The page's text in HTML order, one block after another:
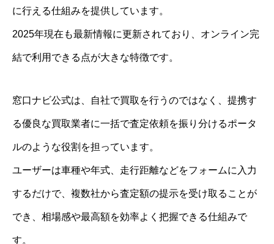
に行える仕組みを提供しています。
2025年現在も最新情報に更新されており、オンライン完
結で利用できる点が大きな特徴です。
窓口ナビ公式は、自社で買取を行うのではなく、提携す
る優良な買取業者に一括で査定依頼を振り分けるポータ
ルのような役割を担っています。
ユーザーは車種や年式、走行距離などをフォームに入力
するだけで、複数社から査定額の提示を受け取ることが
でき、相場感や最高額を効率よく把握できる仕組みで
す。